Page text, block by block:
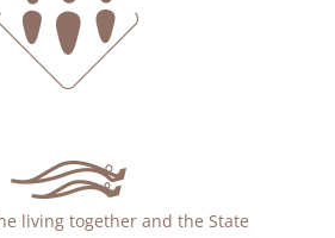
living together and the State